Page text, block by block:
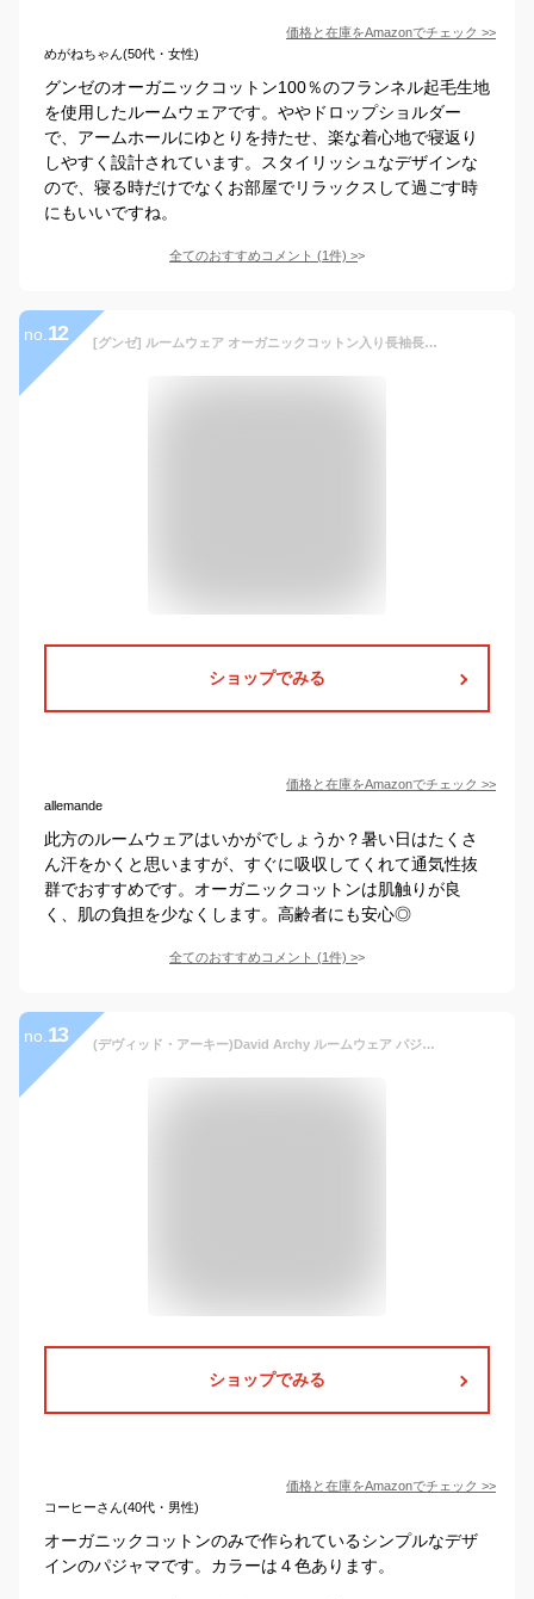
価格と在庫をAmazonでチェック >>
めがねちゃん(50代・女性)
グンゼのオーガニックコットン100％のフランネル起毛生地
を使用したルームウェアです。ややドロップショルダー
で、アームホールにゆとりを持たせ、楽な着心地で寝返り
しやすく設計されています。スタイリッシュなデザインな
ので、寝る時だけでなくお部屋でリラックスして過ごす時
にもいいですね。
全てのおすすめコメント (1件) >
no. 12 [グンゼ] ルームウェア オーガニックコットン入り長袖長パンツ 裏毛起毛 メンズ ﾁｬｺ-ﾙｸﾞﾚ M
ショップでみる
価格と在庫をAmazonでチェック >>
allemande
此方のルームウェアはいかがでしょうか？暑い日はたくさ
ん汗をかくと思いますが、すぐに吸収してくれて通気性抜
群でおすすめです。オーガニックコットンは肌触りが良
く、肌の負担を少なくします。高齢者にも安心◎
全てのおすすめコメント (1件) >
no. 13 (デヴィッド・アーキー)David Archy ルームウェア パジャマ メンズ 開 襟 綿100 シンプルデザイン 部屋着 長袖 セット 前開き 上下 (ダークブルー) M(USサイズ)-日本サイズL相当 DAJJ07S
ショップでみる
価格と在庫をAmazonでチェック >>
コーヒーさん(40代・男性)
オーガニックコットンのみで作られているシンプルなデザ
インのパジャマです。カラーは４色あります。